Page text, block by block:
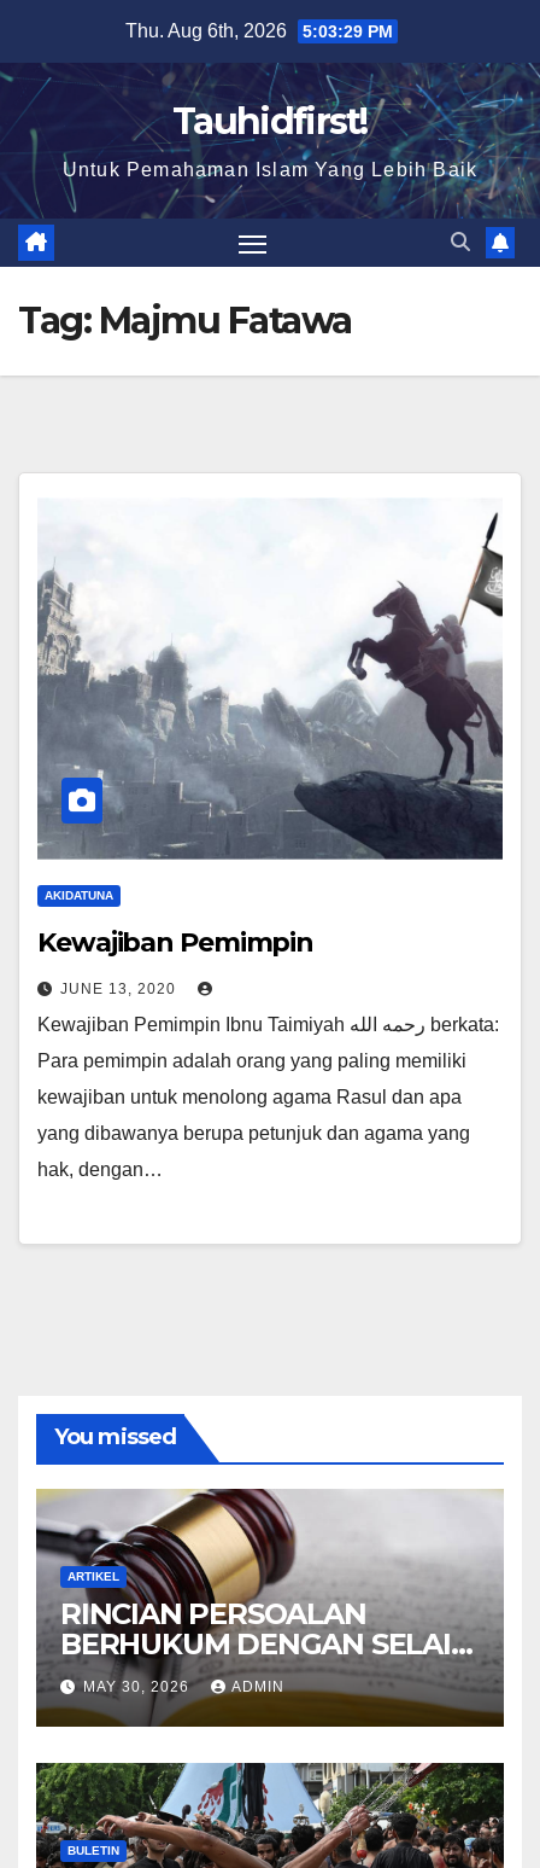
content
Thu. Aug 6th, 2026 5:03:30 PM
Tauhidfirst!
Untuk Pemahaman Islam Yang Lebih Baik
Tag: Majmu Fatawa
AKIDATUNA
Kewajiban Pemimpin
JUNE 13, 2020
Kewajiban Pemimpin Ibnu Taimiyah رحمه الله berkata:
Para pemimpin adalah orang yang paling memiliki
kewajiban untuk menolong agama Rasul dan apa
yang dibawanya berupa petunjuk dan agama yang
hak, dengan…
You missed
ARTIKEL
RINCIAN PERSOALAN
BERHUKUM DENGAN SELAIN
HUKUM ALLAH DALAM
KITAB AT-TAMHID SYARAH
KITAB AT-TAUHID
MAY 30, 2026 ADMIN
BULETIN